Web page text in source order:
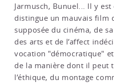
Jarmusch, Bunuel... Il y
distingue un mauvais film
supposée du cinéma, de
des arts et de l’affect
vocation "démocratique"
de la manière dont il peut
l’éthique, du montage